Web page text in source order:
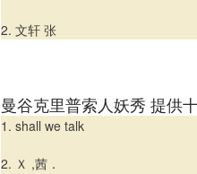
2. 文轩 张
曼谷克里普索人妖秀 提供
1. shall we talk
2. Ｘ ,茜．